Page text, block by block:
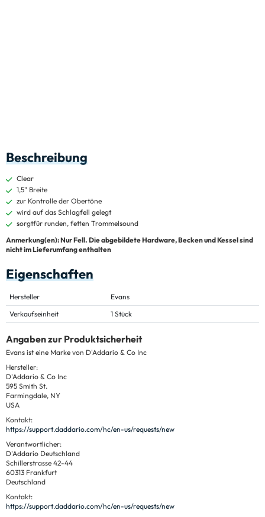
Beschreibung
Clear
1,5" Breite
zur Kontrolle der Obertöne
wird auf das Schlagfell gelegt
sorgtfür runden, fetten Trommelsound
Anmerkung(en): Nur Fell. Die abgebildete Hardware, Becken und Kessel sind
nicht im Lieferumfang enthalten
Eigenschaften
Hersteller
Evans
Verkaufseinheit
1 Stück
Angaben zur Produktsicherheit
Evans ist eine Marke von D'Addario & Co Inc
Hersteller:
D'Addario & Co Inc
595 Smith St.
Farmingdale, NY
USA
Kontakt:
https://support.daddario.com/hc/en-us/requests/new
Verantwortlicher:
D'Addario Deutschland
Schillerstrasse 42-44
60313 Frankfurt
Deutschland
Kontakt:
https://support.daddario.com/hc/en-us/requests/new